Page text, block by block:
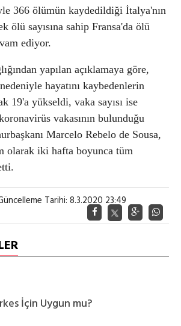
366 ölümün kaydedildiği İtalya'nın
ölü sayısına sahip Fransa'da ölü
ediyor.
yapılan açıklamaya göre,
hayatını kaybedenlerin
19'a yükseldi, vaka sayısı ise
vakasının bulunduğu
Marcelo Rebelo de Sousa,
olarak iki hafta boyunca tüm
Tarihi: 8.3.2020 23:49
İçin Uygun mu?